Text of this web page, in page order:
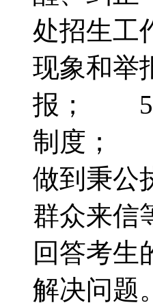
处招生工
现象和
报； 5、
制度； 6
做到秉
群众来信
回答考生
解决问